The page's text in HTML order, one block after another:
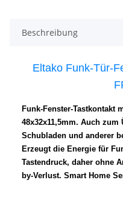
Beschreibung
Eltako Funk-Tür-
Funk-Fenster-Tastkontakt
48x32x11,5mm. Auch zum
Schubladen und anderer
Erzeugt die Energie für
Tastendruck, daher ohne
by-Verlust. Smart Home